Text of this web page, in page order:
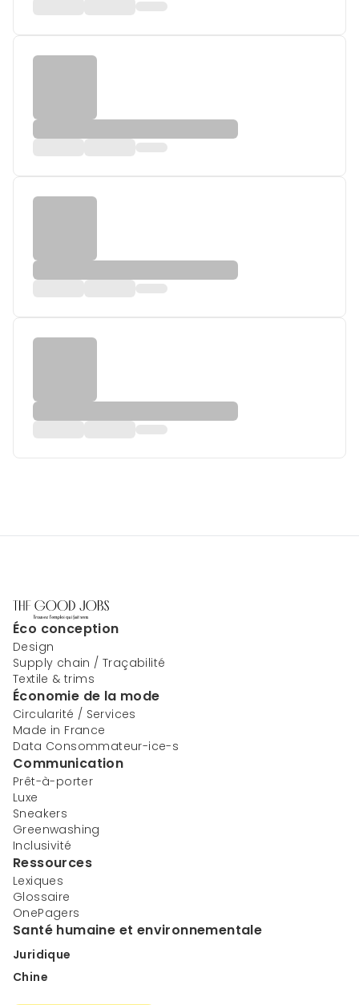
Éco conception
Design
Supply chain / Traçabilité
Textile & trims
Économie de la mode
Circularité / Services
Made in France
Data Consommateur-ice-s
Communication
Prêt-à-porter
Luxe
Sneakers
Greenwashing
Inclusivité
Ressources
Lexiques
Glossaire
OnePagers
Santé humaine et environnementale
Juridique
Chine